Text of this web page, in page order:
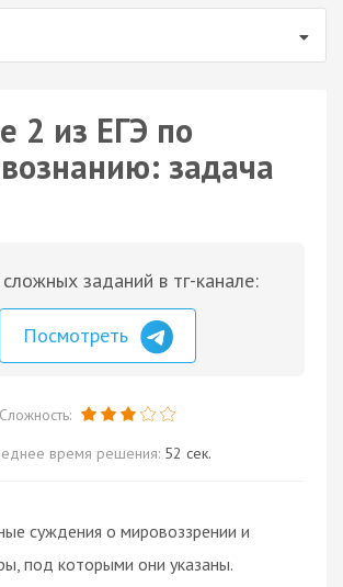
2 из ЕГЭ по
задача
заданий в тг-канале:
Посмотреть
Сложность:
время решения: 52 сек.
суждения о мировоззрении и
под которыми они указаны.